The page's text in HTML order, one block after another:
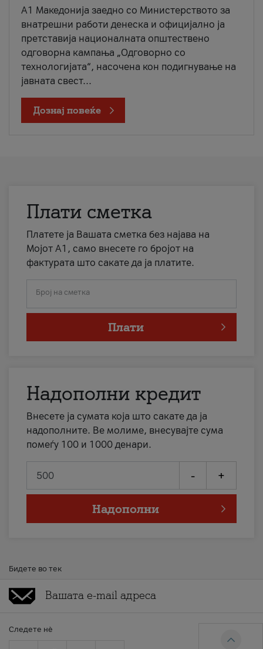
A1 Македонија заедно со Министерството за
внатрешни работи денеска и официјално ја
претставија националната општествено
одговорна кампања „Одговорно со
технологијата“, насочена кон подигнување на
јавната свест...
Дознај повеќе
Плати сметка
Платете ја Вашата сметка без најава на
Мојот А1, само внесете го бројот на
фактурата што сакате да ја платите.
Број на сметка
Плати
Надополни кредит
Внесете ја сумата која што сакате да ја
надополните. Ве молиме, внесувајте сума
помеѓу 100 и 1000 денари.
- +
Надополни
Бидете во тек
Следете нè